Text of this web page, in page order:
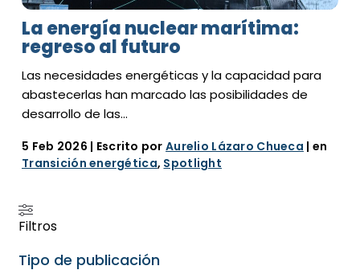
Filtros
Tipo de publicación
La energía nuclear marítima:
regreso al futuro
Las necesidades energéticas y la capacidad para
abastecerlas han marcado las posibilidades de
desarrollo de las…
5 Feb 2026 | Escrito porAurelio Lázaro Chueca | en
Transición energética, Spotlight